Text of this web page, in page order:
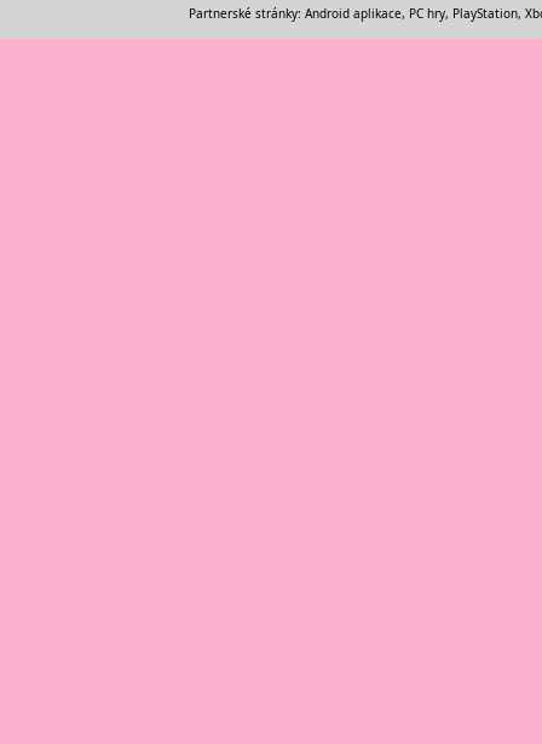
Partnerské stránky: Android aplikace, PC hry, PlayStation,